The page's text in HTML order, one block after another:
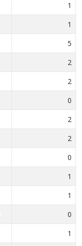
1
1
5
2
2
0
2
2
0
1
1
0
1